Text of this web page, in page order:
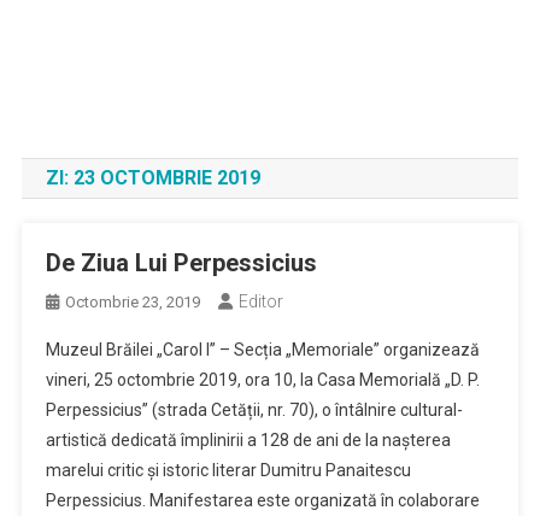
ZI: 23 OCTOMBRIE 2019
De Ziua Lui Perpessicius
Octombrie 23, 2019 Editor
Muzeul Brăilei „Carol I” – Secția „Memoriale” organizează
vineri, 25 octombrie 2019, ora 10, la Casa Memorială „D. P.
Perpessicius” (strada Cetății, nr. 70), o întâlnire cultural-
artistică dedicată împlinirii a 128 de ani de la nașterea
marelui critic și istoric literar Dumitru Panaitescu
Perpessicius. Manifestarea este organizată în colaborare